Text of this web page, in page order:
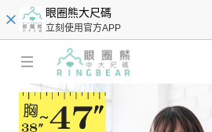
眼圈熊大尺碼
立刻使用官方APP